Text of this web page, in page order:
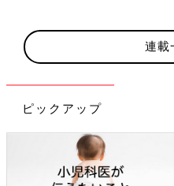
連載
ピックアップ